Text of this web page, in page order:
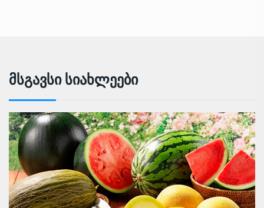
Მსგავსი Სიახლეები